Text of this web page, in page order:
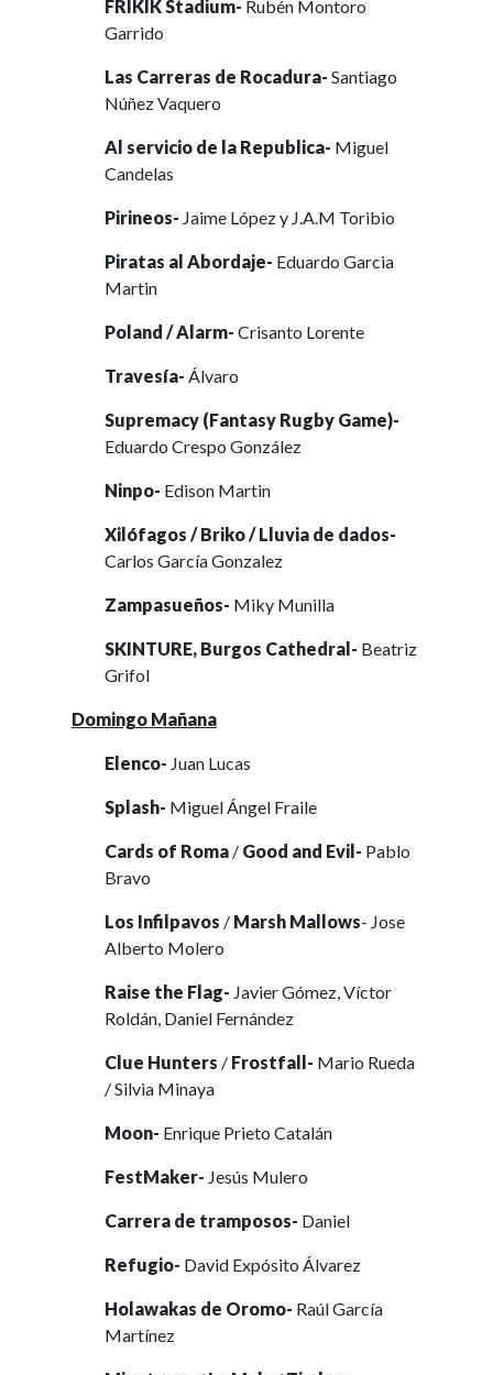
FRIKIK Stadium- Rubén Montoro
Garrido
Las Carreras de Rocadura- Santiago
Núñez Vaquero
Al servicio de la Republica- Miguel
Candelas
Pirineos- Jaime López y J.A.M Toribio
Piratas al Abordaje- Eduardo Garcia
Martin
Poland / Alarm- Crisanto Lorente
Travesía- Álvaro
Supremacy (Fantasy Rugby Game)-
Eduardo Crespo González
Ninpo- Edison Martin
Xilófagos / Briko / Lluvia de dados-
Carlos García Gonzalez
Zampasueños- Miky Munilla
SKINTURE, Burgos Cathedral- Beatriz
Grifol
Domingo Mañana
Elenco- Juan Lucas
Splash- Miguel Ángel Fraile
Cards of Roma / Good and Evil- Pablo
Bravo
Los Infilpavos / Marsh Mallows- Jose
Alberto Molero
Raise the Flag- Javier Gómez, Víctor
Roldán, Daniel Fernández
Clue Hunters / Frostfall- Mario Rueda
/ Silvia Minaya
Moon- Enrique Prieto Catalán
FestMaker- Jesús Mulero
Carrera de tramposos- Daniel
Refugio- David Expósito Álvarez
Holawakas de Oromo- Raúl García
Martínez